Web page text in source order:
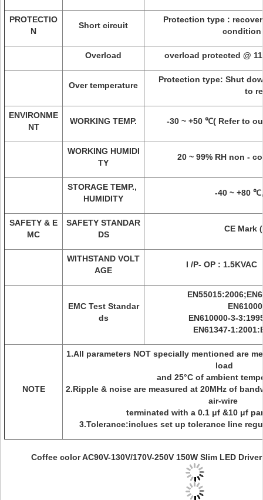
PROTECTIO
N
Short circuit
Protection type :
condition
Overload overload protected @
Over temperature
Protection type: Shut
to
ENVIRONME
NT
WORKING TEMP. -30 ~ +50 ℃( Refer to
WORKING HUMIDI
TY
20 ~ 99% RH non -
STORAGE TEMP.,
HUMIDITY
-40 ~ +80
SAFETY & E
MC
SAFETY STANDAR
DS
CE Mark
WITHSTAND VOLT
AGE
I /P- OP : 1.5KVAC
EMC Test Standar
ds
EN610000-3-
EN61347-
NOTE
1.All parameters NOT specially mentioned are
load
and 25°C of ambient
2.Ripple & noise are measured at 20MHz of
air-wire
terminated with a 0.1 μf &10 μf
3.Tolerance:inclues set up tolerance line
Coffee color AC90V-130V/170V-250V 150W Slim LED